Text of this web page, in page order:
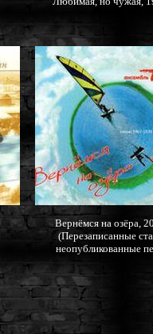
Вернёмся на озёра,
(Перезаписанные
неопубликованные